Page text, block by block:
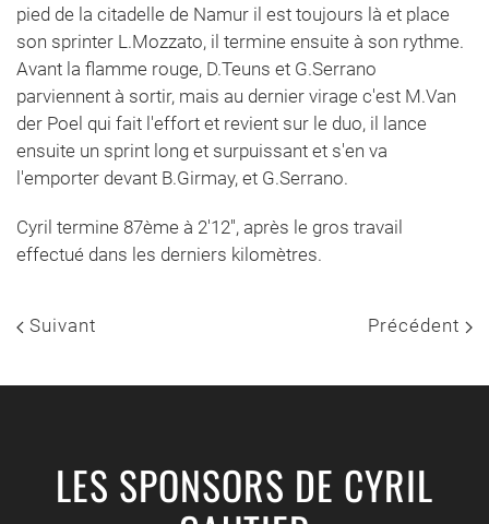
pied de la citadelle de Namur il est toujours là et place
son sprinter L.Mozzato, il termine ensuite à son rythme.
Avant la flamme rouge, D.Teuns et G.Serrano
parviennent à sortir, mais au dernier virage c'est M.Van
der Poel qui fait l'effort et revient sur le duo, il lance
ensuite un sprint long et surpuissant et s'en va
l'emporter devant B.Girmay, et G.Serrano.
Cyril termine 87ème à 2'12'', après le gros travail
effectué dans les derniers kilomètres.
Suivant Précédent
LES SPONSORS DE CYRIL